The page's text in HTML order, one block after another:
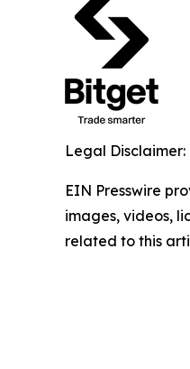
Legal Disclaimer:
EIN Presswire
images, videos,
related to this